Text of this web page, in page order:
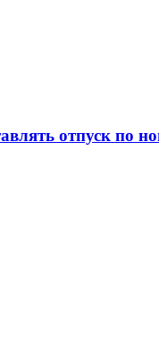
отпуск по